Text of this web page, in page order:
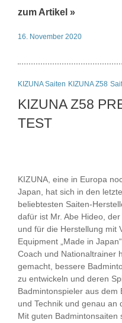
zum Artikel »
16. November 2020
KIZUNA Saiten KIZUNA Z58
KIZUNA Z58
TEST
KIZUNA, eine in Europa
Japan, hat sich in den
beliebtesten Saiten-
dafür ist Mr. Abe Hideo,
und für die Herstellung mit
Equipment „Made in
Coach und Nationaltrainer
gemacht, bessere
zu entwickeln und deren
Badmintonspieler aus dem
und Technik und genau an
Mit guten Badmintonsaiten